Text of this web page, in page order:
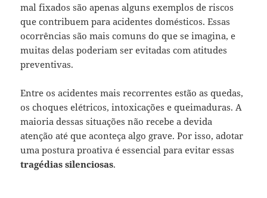
mal fixados são apenas alguns exemplos de riscos
que contribuem para acidentes domésticos. Essas
ocorrências são mais comuns do que se imagina, e
muitas delas poderiam ser evitadas com atitudes
preventivas.
Entre os acidentes mais recorrentes estão as quedas,
os choques elétricos, intoxicações e queimaduras. A
maioria dessas situações não recebe a devida
atenção até que aconteça algo grave. Por isso, adotar
uma postura proativa é essencial para evitar essas
tragédias silenciosas.